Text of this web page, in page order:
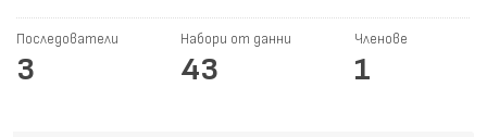
Последователи
3
Набори от данни
43
Членове
1